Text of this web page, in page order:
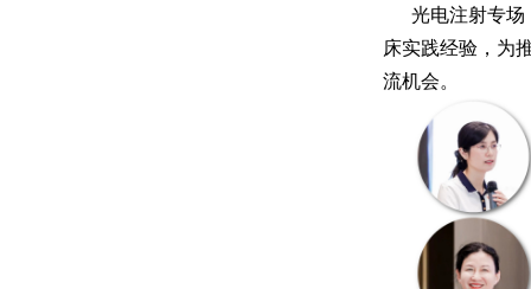
光电注射专
床实践经验，为
流机会。